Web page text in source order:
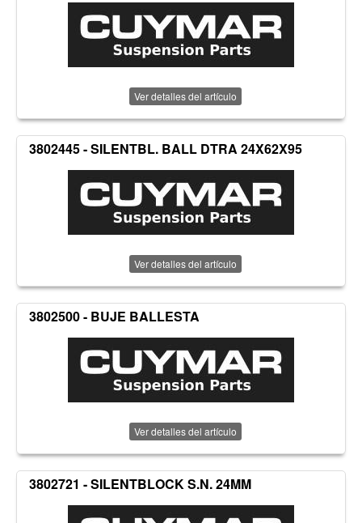
Ver detalles del artículo
3802445 - SILENTBL. BALL DTRA 24X62X95
Ver detalles del artículo
3802500 - BUJE BALLESTA
Ver detalles del artículo
3802721 - SILENTBLOCK S.N. 24MM